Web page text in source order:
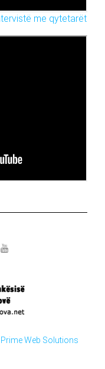
me qytetarët
Prime Web Solutions